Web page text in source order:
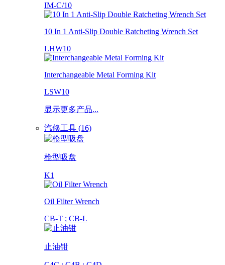
IM-C/10
10 In 1 Anti-Slip Double Ratcheting Wrench Set
LHW10
Interchangeable Metal Forming Kit
LSW10
显示更多产品...
汽修工具 (16)
枪型吸盘
K1
Oil Filter Wrench
CB-T ; CB-L
止油钳